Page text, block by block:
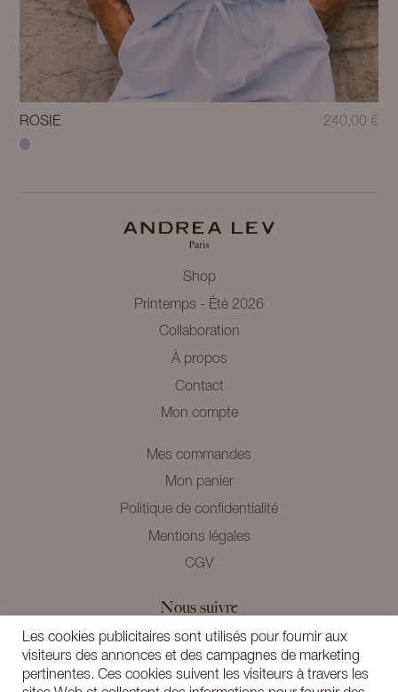
ROSIE 240,00 €
Shop
Printemps - Été 2026
Collaboration
À propos
Contact
Mon compte
Mes commandes
Mon panier
Politique de confidentialité
Mentions légales
CGV
Nous suivre
Instagram
Newsletter
Les cookies publicitaires sont utilisés pour fournir aux
visiteurs des annonces et des campagnes de marketing
pertinentes. Ces cookies suivent les visiteurs à travers les